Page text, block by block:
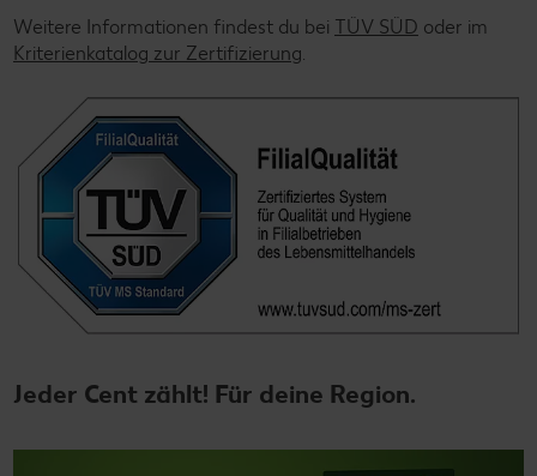
Weitere Informationen findest du bei TÜV SÜD oder im
Kriterienkatalog zur Zertifizierung
Jeder Cent zählt! Für deine Region.